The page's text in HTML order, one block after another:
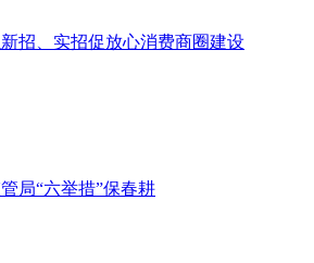
招、实招促放心消费商圈建设
局“六举措”保春耕